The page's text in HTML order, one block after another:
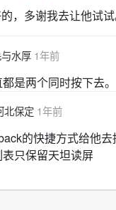
，多谢我去让他试试
水厚 1年前
是两个同时按下去。
北保定 1年前
的快捷方式给他
只保留天坦读屏